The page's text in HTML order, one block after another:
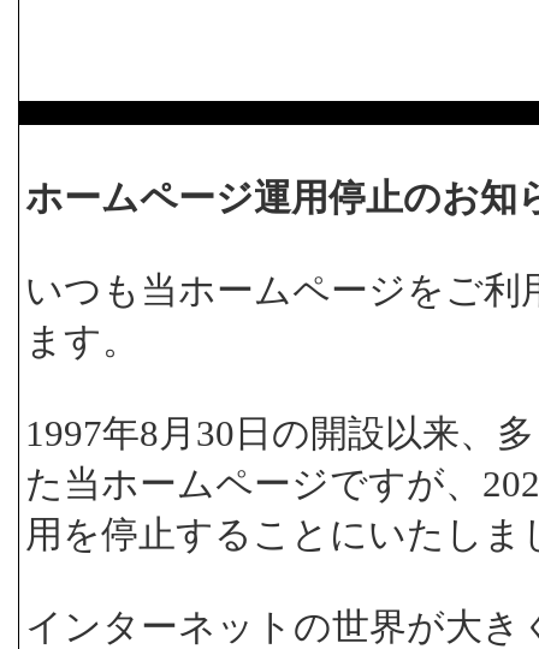
ホームページ運用停止のお知
いつも当ホームページをご
ます。
1997年8月30日の開設以来、
た当ホームページですが、
用を停止することにいたしま
インターネットの世界が大